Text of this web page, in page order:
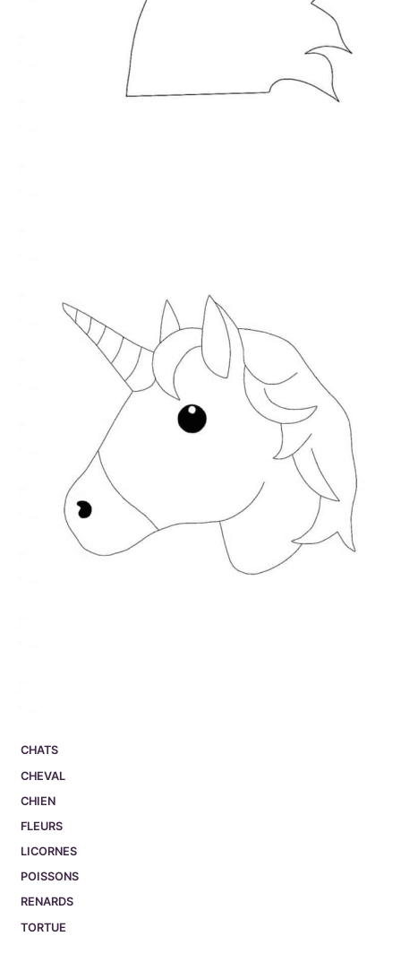
CHATS
CHEVAL
CHIEN
FLEURS
LICORNES
POISSONS
RENARDS
TORTUE